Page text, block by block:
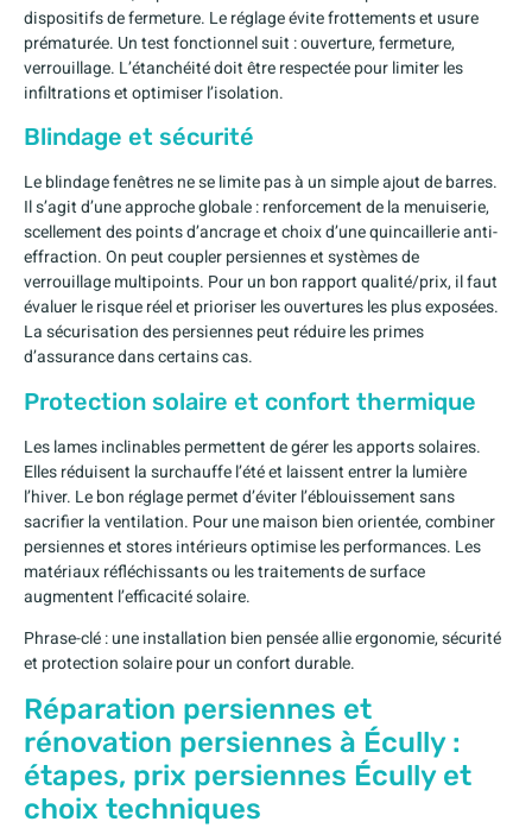
dispositifs de fermeture. Le réglage évite frottements et usure
prématurée. Un test fonctionnel suit : ouverture, fermeture,
verrouillage. L’étanchéité doit être respectée pour limiter les
infiltrations et optimiser l’isolation.
Blindage et sécurité
Le blindage fenêtres ne se limite pas à un simple ajout de barres.
Il s’agit d’une approche globale : renforcement de la menuiserie,
scellement des points d’ancrage et choix d’une quincaillerie anti-
effraction. On peut coupler persiennes et systèmes de
verrouillage multipoints. Pour un bon rapport qualité/prix, il faut
évaluer le risque réel et prioriser les ouvertures les plus exposées.
La sécurisation des persiennes peut réduire les primes
d’assurance dans certains cas.
Protection solaire et confort thermique
Les lames inclinables permettent de gérer les apports solaires.
Elles réduisent la surchauffe l’été et laissent entrer la lumière
l’hiver. Le bon réglage permet d’éviter l’éblouissement sans
sacrifier la ventilation. Pour une maison bien orientée, combiner
persiennes et stores intérieurs optimise les performances. Les
matériaux réfléchissants ou les traitements de surface
augmentent l’efficacité solaire.
Phrase-clé : une installation bien pensée allie ergonomie, sécurité
et protection solaire pour un confort durable.
Réparation persiennes et
rénovation persiennes à Écully :
étapes, prix persiennes Écully et
choix techniques